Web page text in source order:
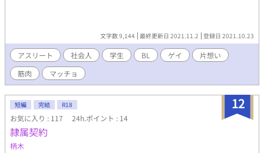
文字数 9,144 最終更新日 2021.11.2 登録日 2021.10.23
アスリート 社会人 学生 BL ゲイ
片想い
筋肉
マッチョ
12
短編 完結 R18
お気に入り : 117 24h.ポイント : 14
隷属契約
柄木